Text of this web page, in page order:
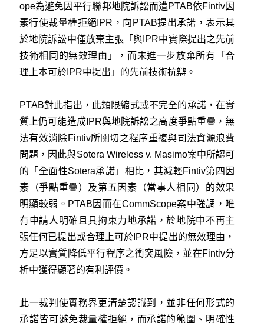
ope為避免因平行聯邦地院訴訟而遭PTAB依Fintiv因
素行使裁量權拒絕IPR，向PTAB提出承諾，表示其
於地院訴訟中僅放棄主張「與IPR中實際提出之先前
技術相同的無效理由」，而未進一步放棄所有「合
理上本可於IPR中提出」的先前技術抗辯。
PTAB對此指出，此類限縮式或不完全的承諾，在實
質上仍可能造成IPR與地院訴訟之高度爭點重疊，無
法有效消除Fintiv所關切之程序重複與司法資源浪費
問題，因此與Sotera Wireless v. Masimo案中所認可
的「全面性Sotera承諾」相比，其減輕Fintiv第四因
素（爭點重疊）及第五因素（當事人相同）的效果
明顯較弱。PTAB因而在CommScope案中強調，唯
有申請人明確且具拘束力地承諾，於地院中不再主
張任何已提出或合理上可於IPR中提出的無效理由，
方足以實質降低平行程序之衝突風險，並在Fintiv分
析中獲得顯著的有利評價。
此一裁判使實務界更清楚認識到，並非任何形式的
承諾皆可避免裁量權拒絕，而承諾的範圍、明確性